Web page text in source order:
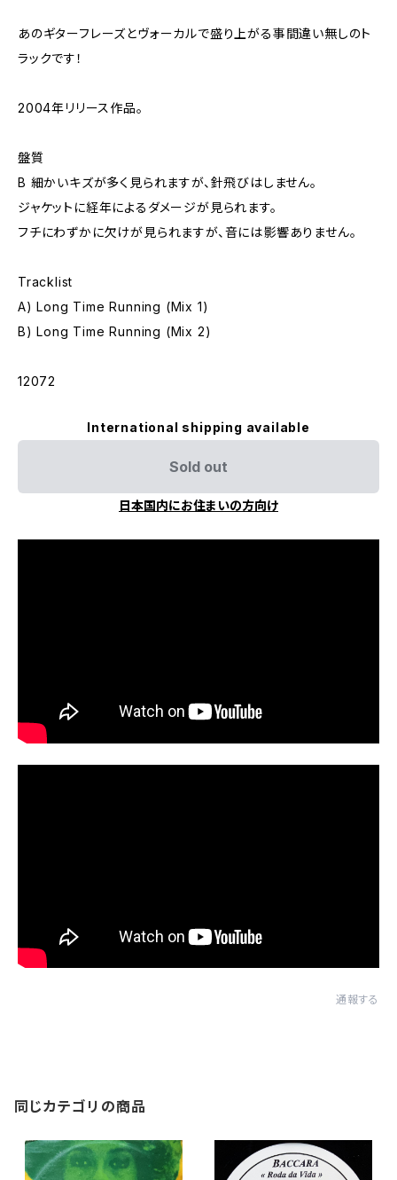
あのギターフレーズとヴォーカルで盛り上がる事間違い無しのト
ラックです！
2004年リリース作品。
盤質
B 細かいキズが多く見られますが、針飛びはしません。
ジャケットに経年によるダメージが見られます。
フチにわずかに欠けが見られますが、音には影響ありません。
Tracklist
A) Long Time Running (Mix 1)
B) Long Time Running (Mix 2)
12072
International shipping available
Sold out
日本国内にお住まいの方向け
通報する
同じカテゴリの商品